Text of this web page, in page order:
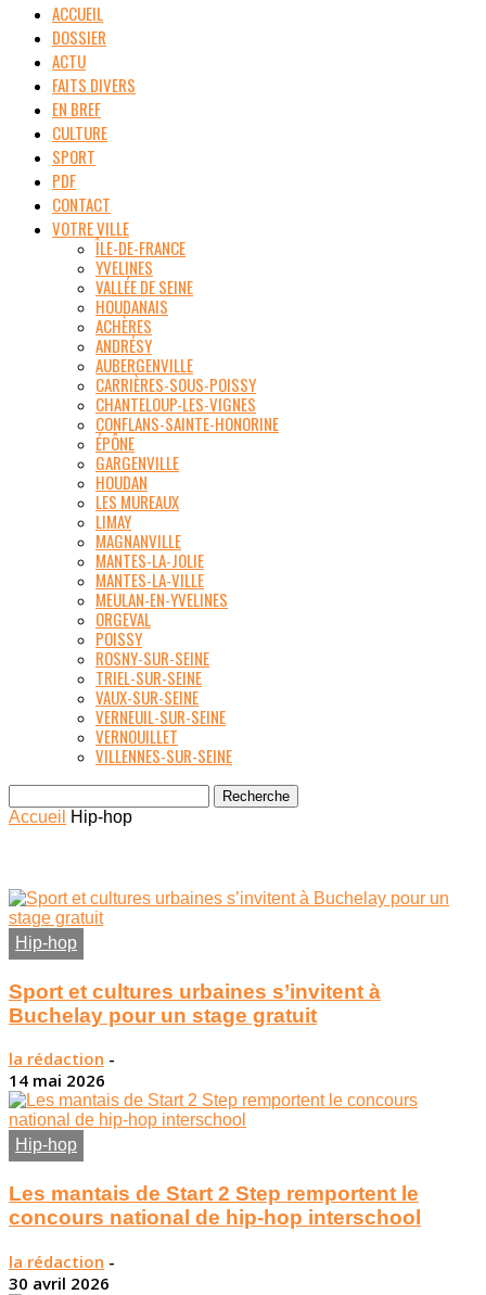
ACCUEIL
DOSSIER
ACTU
FAITS DIVERS
EN BREF
CULTURE
SPORT
PDF
CONTACT
VOTRE VILLE
ÎLE-DE-FRANCE
YVELINES
VALLÉE DE SEINE
HOUDANAIS
ACHÈRES
ANDRÉSY
AUBERGENVILLE
CARRIÈRES-SOUS-POISSY
CHANTELOUP-LES-VIGNES
CONFLANS-SAINTE-HONORINE
ÉPÔNE
GARGENVILLE
HOUDAN
LES MUREAUX
LIMAY
MAGNANVILLE
MANTES-LA-JOLIE
MANTES-LA-VILLE
MEULAN-EN-YVELINES
ORGEVAL
POISSY
ROSNY-SUR-SEINE
TRIEL-SUR-SEINE
VAUX-SUR-SEINE
VERNEUIL-SUR-SEINE
VERNOUILLET
VILLENNES-SUR-SEINE
Accueil Hip-hop
Hip-hop
Sport et cultures urbaines s’invitent à
Buchelay pour un stage gratuit
la rédaction -
14 mai 2026
Hip-hop
Les mantais de Start 2 Step remportent le
concours national de hip-hop interschool
la rédaction -
30 avril 2026